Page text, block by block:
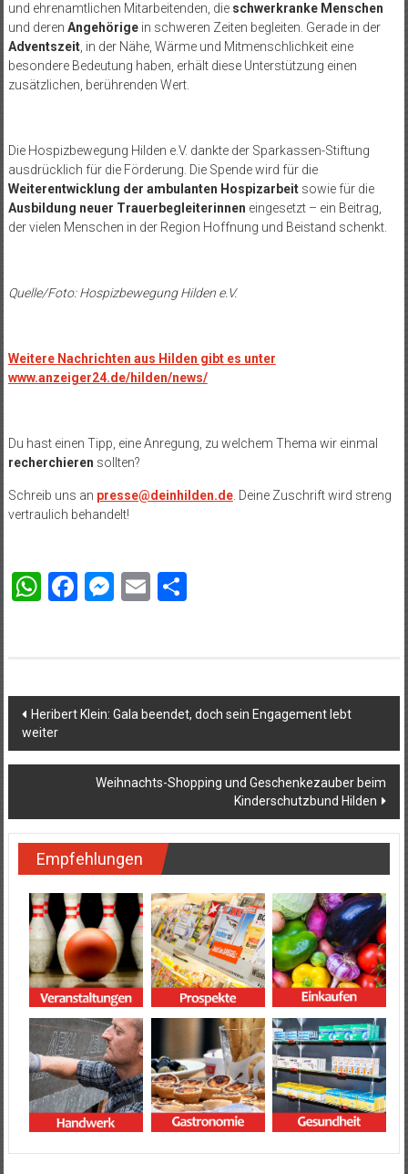
und ehrenamtlichen Mitarbeitenden, die schwerkranke Menschen
und deren Angehörigein schweren Zeiten begleiten. Gerade in der
Adventszeit, in der Nähe, Wärme und Mitmenschlichkeit eine
besondere Bedeutung haben, erhält diese Unterstützung einen
zusätzlichen, berührenden Wert.
Die Hospizbewegung Hilden e.V. dankte der Sparkassen-Stiftung
ausdrücklich für die Förderung. Die Spende wird für die
Weiterentwicklung der ambulanten Hospizarbeitsowie für die
Ausbildung neuer Trauerbegleiterinnen eingesetzt – ein Beitrag,
der vielen Menschen in der Region Hoffnung und Beistand schenkt.
Quelle/Foto: Hospizbewegung Hilden e.V.
Weitere Nachrichten aus Hilden gibt es unter
www.anzeiger24.de/hilden/news/
Du hast einen Tipp, eine Anregung, zu welchem Thema wir einmal
recherchieren sollten?
Schreib uns an presse@deinhilden.de. Deine Zuschrift wird streng
vertraulich behandelt!
WhatsApp
Facebook
Messenger
EmailTeilen
Beitragsnavigation
Heribert Klein: Gala beendet, doch sein Engagement lebt
weiter
Weihnachts-Shopping und Geschenkezauber beim
Kinderschutzbund Hilden
Empfehlungen